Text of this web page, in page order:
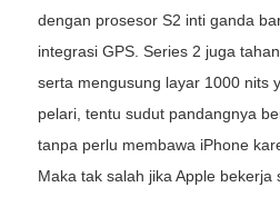
dengan prosesor S2 inti ganda
integrasi GPS. Series 2 juga
serta mengusung layar 1000 nits
pelari, tentu sudut pandangnya
tanpa perlu membawa iPhone
Maka tak salah jika Apple bekerja